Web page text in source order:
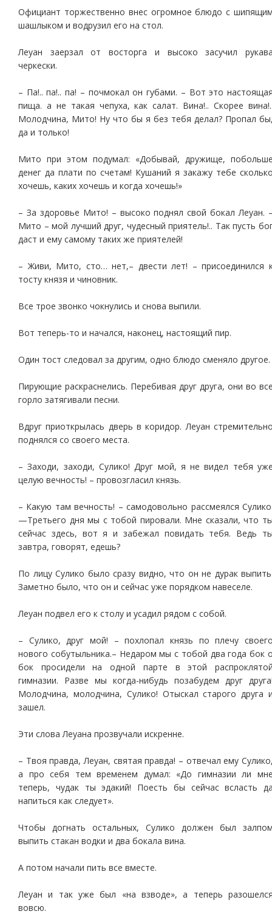
Официант торжественно внес огромное блюдо с
шашлыком и водрузил его на стол.
Леуан заерзал от восторга и высоко засучил
черкески.
– Па!.. па!.. па! – почмокал он губами. – Вот это
пища. а не такая чепуха, как салат. Вина!.. Скорее
Молодчина, Мито! Ну что бы я без тебя делал? Пропал
да и только!
Мито при этом подумал: «Добывай, дружище,
денег да плати по счетам! Кушаний я закажу тебе
хочешь, каких хочешь и когда хочешь!»
– За здоровье Мито! – высоко поднял свой бокал Леуан.
Мито – мой лучший друг, чудесный приятель!.. Так пусть
даст и ему самому таких же приятелей!
– Живи, Мито, сто… нет,– двести лет! – присоединился
тосту князя и чиновник.
Все трое звонко чокнулись и снова выпили.
Вот теперь-то и начался, наконец, настоящий пир.
Один тост следовал за другим, одно блюдо сменяло другое.
Пирующие раскраснелись. Перебивая друг друга, они во
горло затягивали песни.
Вдруг приоткрылась дверь в коридор. Леуан
поднялся со своего места.
– Заходи, заходи, Сулико! Друг мой, я не видел тебя
целую вечность! – провозгласил князь.
– Какую там вечность! – самодовольно рассмеялся
—Третьего дня мы с тобой пировали. Мне сказали, что
сейчас здесь, вот я и забежал повидать тебя. Ведь
завтра, говорят, едешь?
По лицу Сулико было сразу видно, что он не дурак
Заметно было, что он и сейчас уже порядком навеселе.
Леуан подвел его к столу и усадил рядом с собой.
– Сулико, друг мой! – похлопал князь по плечу
нового собутыльника.– Недаром мы с тобой два года бок
бок просидели на одной парте в этой
гимназии. Разве мы когда-нибудь позабудем друг
Молодчина, молодчина, Сулико! Отыскал старого друга
зашел.
Эти слова Леуана прозвучали искренне.
– Твоя правда, Леуан, святая правда! – отвечал ему
а про себя тем временем думал: «До гимназии ли
теперь, чудак ты эдакий! Поесть бы сейчас всласть
напиться как следует».
Чтобы догнать остальных, Сулико должен был
выпить стакан водки и два бокала вина.
А потом начали пить все вместе.
Леуан и так уже был «на взводе», а теперь
вовсю.